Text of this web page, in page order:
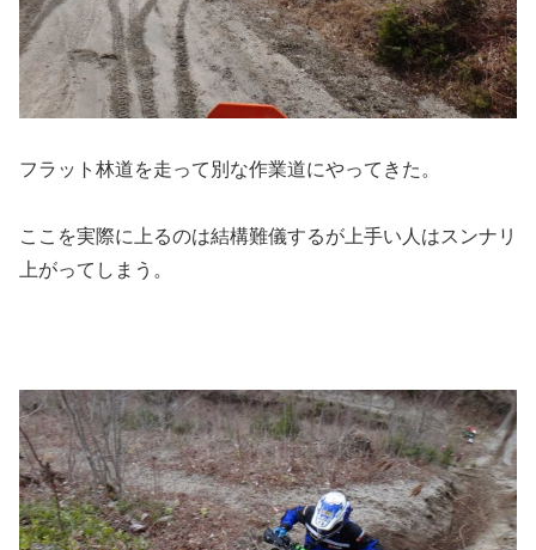
フラット林道を走って別な作業道にやってきた。
ここを実際に上るのは結構難儀するが上手い人はスンナリ
上がってしまう。